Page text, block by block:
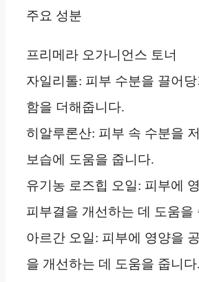
주요 성분
프리메라 오가니언스 토너
자일리톨: 피부 수분을 끌어
함을 더해줍니다.
히알루론산: 피부 속 수분을
보습에 도움을 줍니다.
유기농 로즈힙 오일: 피부에
피부결을 개선하는 데 도움을
아르간 오일: 피부에 영양을
을 개선하는 데 도움을 줍니다.